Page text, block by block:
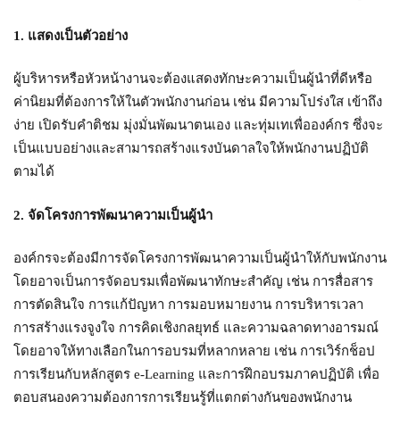
พนักงาน
1. แสดงเป็นตัวอย่าง
ผู้บริหารหรือหัวหน้างานจะต้องแสดงทักษะความเป็นผู้นำที่ดีหรือ
ค่านิยมที่ต้องการให้ในตัวพนักงานก่อน เช่น มีความโปร่งใส เข้าถึง
ง่าย เปิดรับคำติชม มุ่งมั่นพัฒนาตนเอง และทุ่มเทเพื่อองค์กร ซึ่งจะ
เป็นแบบอย่างและสามารถสร้างแรงบันดาลใจให้พนักงานปฏิบัติ
ตามได้
2. จัดโครงการพัฒนาความเป็นผู้นำ
องค์กรจะต้องมีการจัดโครงการพัฒนาความเป็นผู้นำให้กับพนักงาน
โดยอาจเป็นการจัดอบรมเพื่อพัฒนาทักษะสำคัญ เช่น การสื่อสาร
การตัดสินใจ การแก้ปัญหา การมอบหมายงาน การบริหารเวลา
การสร้างแรงจูงใจ การคิดเชิงกลยุทธ์ และความฉลาดทางอารมณ์
โดยอาจให้ทางเลือกในการอบรมที่หลากหลาย เช่น การเวิร์กช็อป
การเรียนกับหลักสูตร e-Learning และการฝึกอบรมภาคปฏิบัติ เพื่อ
ตอบสนองความต้องการการเรียนรู้ที่แตกต่างกันของพนักงาน